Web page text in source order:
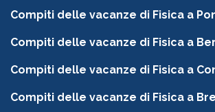
Compiti delle vacanze di Fisica a
Compiti delle vacanze di Fisica a
Compiti delle vacanze di Fisica a
Compiti delle vacanze di Fisica a